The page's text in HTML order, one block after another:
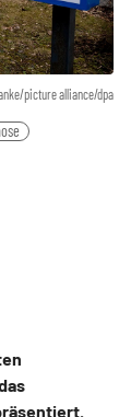
picture alliance/dpa